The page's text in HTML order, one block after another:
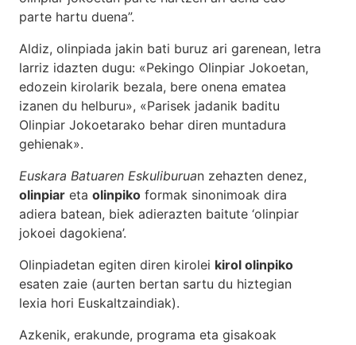
parte hartu duena”.
Aldiz, olinpiada jakin bati buruz ari garenean, letra
larriz idazten dugu: «Pekingo Olinpiar Jokoetan,
edozein kirolarik bezala, bere onena ematea
izanen du helburu», «Parisek jadanik baditu
Olinpiar Jokoetarako behar diren muntadura
gehienak».
Euskara Batuaren Eskuliburuan zehazten denez,
olinpiar eta olinpiko formak sinonimoak dira
adiera batean, biek adierazten baitute ‘olinpiar
jokoei dagokiena’.
Olinpiadetan egiten diren kirolei kirol olinpiko
esaten zaie (aurten bertan sartu du hiztegian
lexia hori Euskaltzaindiak).
Azkenik, erakunde, programa eta gisakoak